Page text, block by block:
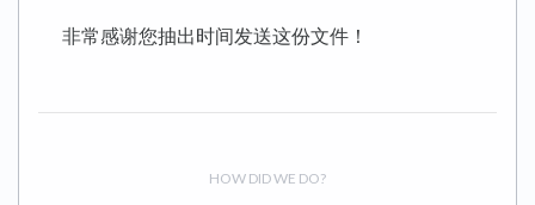
非常感谢您抽出时间发送这份文件！
HOW DID WE DO?